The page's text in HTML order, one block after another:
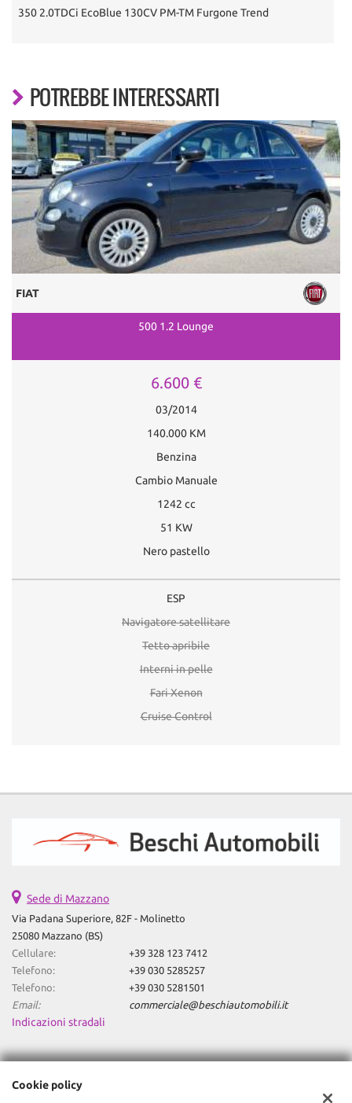
350 2.0TDCi EcoBlue 130CV PM-TM Furgone Trend
POTREBBE INTERESSARTI
FIAT
500 1.2 Lounge
6.600 €
03/2014
140.000 KM
Benzina
Cambio Manuale
1242 cc
51 KW
Nero pastello
ESP
Navigatore satellitare
Tetto apribile
Interni in pelle
Fari Xenon
Cruise Control
Sede di Mazzano
Via Padana Superiore, 82F - Molinetto
25080 Mazzano (BS)
Cellulare:
+39 328 123 7412
Telefono:
+39 030 5285257
Telefono:
+39 030 5281501
Email:
commerciale@beschiautomobili.it
Indicazioni stradali
Dati fiscali:
Global Trade Srl
Cookie policy